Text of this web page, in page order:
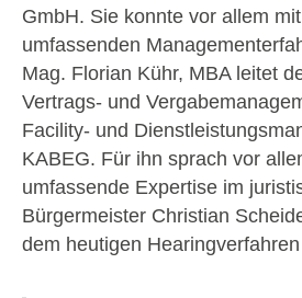
GmbH. Sie konnte vor allem
umfassenden
Mag. Florian Kühr, MBA leitet
Vertrags- und
Facility- und
KABEG. Für ihn sprach vor
umfassende Expertise im
Bürgermeister Christian
dem heutigen